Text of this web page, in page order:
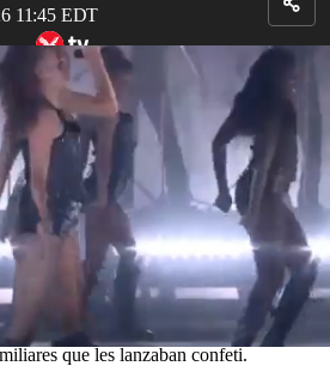
11:45 EDT
‘Levitating’ durante su concierto
se casaron en una ceremonia íntima
de Old Marylebone, en Londres.
del pop, de 30 años, y el actor, de
de boda de tres díasen Sicilia
junio.
vistos saliendo del registro civil
que les lanzaban confeti.